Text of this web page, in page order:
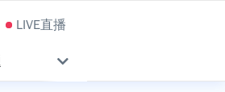
LIVE直播